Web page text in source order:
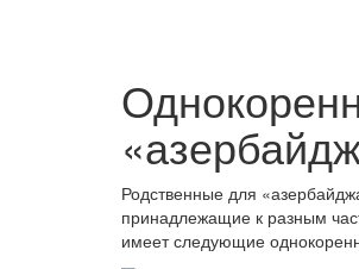
Родственные для
принадлежащие к разным
имеет следующие